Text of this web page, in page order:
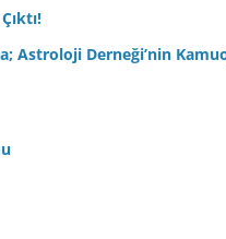
Astroloji Derneği’nin